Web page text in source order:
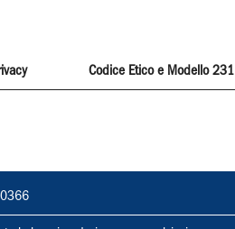
Codice Etico e Modello 231